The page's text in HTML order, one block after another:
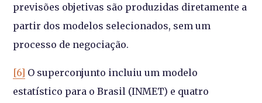
previsões objetivas são produzidas diretamente a
partir dos modelos selecionados, sem um
processo de negociação.
[6] O superconjunto incluiu um modelo
estatístico para o Brasil (INMET) e quatro